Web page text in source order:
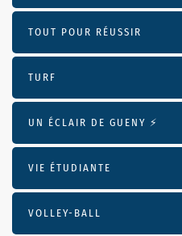
TOUT POUR RÉUSSIR
TURF
UN ÉCLAIR DE GUENY ⚡️
VIE ÉTUDIANTE
VOLLEY-BALL